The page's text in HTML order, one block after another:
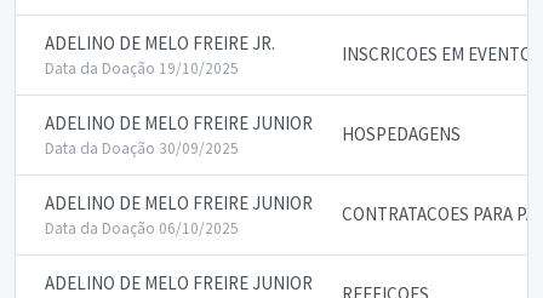
ADELINO DE MELO FREIRE JR.
Data da Doação 19/10/2025
INSCRICOES EM EVENTOS
ADELINO DE MELO FREIRE JUNIOR
Data da Doação 30/09/2025
HOSPEDAGENS
ADELINO DE MELO FREIRE JUNIOR
Data da Doação 06/10/2025
CONTRATACOES PARA
ADELINO DE MELO FREIRE JUNIOR